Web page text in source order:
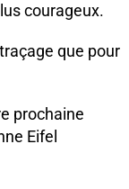
courageux.
que pour
prochaine
Eifel